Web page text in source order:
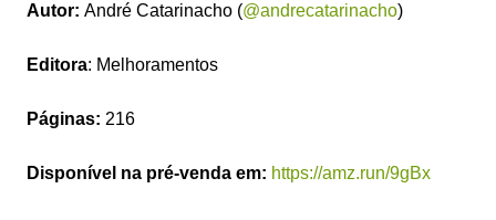
Autor: André Catarinacho (@andrecatarinacho)
Editora: Melhoramentos
Páginas: 216
Disponível na pré-venda em: https://amz.run/9gBx